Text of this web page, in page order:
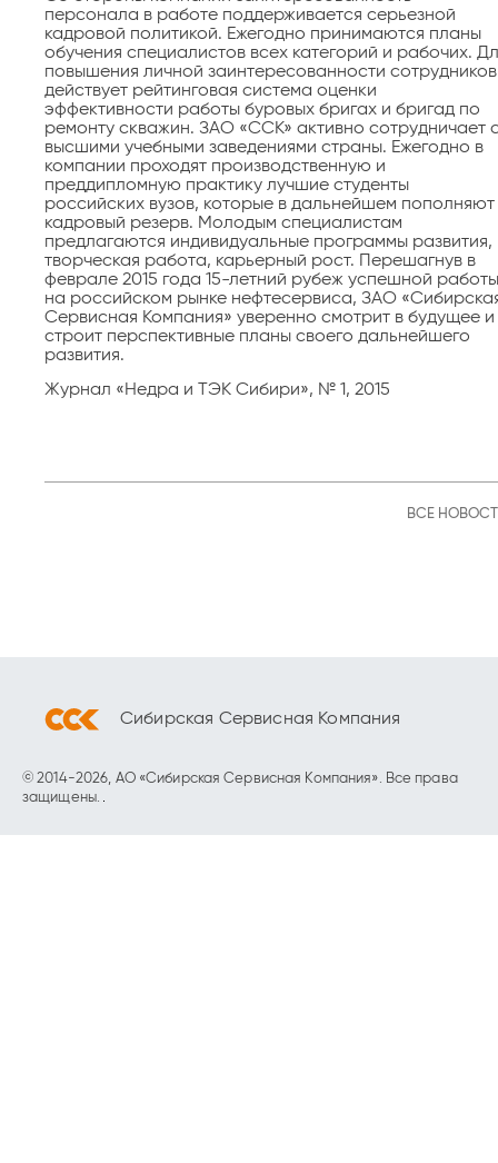
персонала в работе поддерживается серьезной
кадровой политикой. Ежегодно принимаются планы
обучения специалистов всех категорий и рабочих.
повышения личной заинтересованности сотрудников
действует рейтинговая система оценки
эффективности работы буровых бригах и бригад по
ремонту скважин. ЗАО «ССК» активно сотрудничает
высшими учебными заведениями страны. Ежегодно в
компании проходят производственную и
преддипломную практику лучшие студенты
российских вузов, которые в дальнейшем пополняют
кадровый резерв. Молодым специалистам
предлагаются индивидуальные программы развития,
творческая работа, карьерный рост. Перешагнув в
феврале 2015 года 15-летний рубеж успешной работы
на российском рынке нефтесервиса, ЗАО
Сервисная Компания» уверенно смотрит в будущее и
строит перспективные планы своего дальнейшего
развития.
Журнал «Недра и ТЭК Сибири», № 1, 2015
ВСЕ
Сибирская Сервисная Компания
© 2014-2026, АО «Сибирская Сервисная Компания». Все права
защищены.